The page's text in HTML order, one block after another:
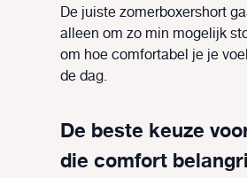
De juiste zomerboxershort
alleen om zo min mogelijk
om hoe comfortabel je je
de dag.
De beste keuze
die comfort